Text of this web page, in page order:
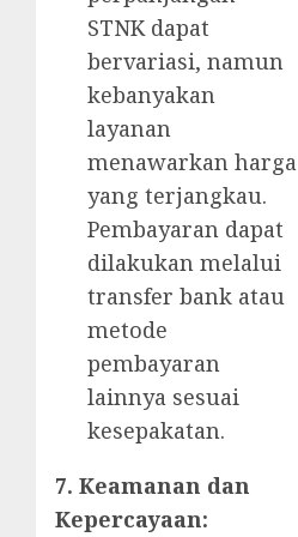
STNK dapat
bervariasi, namun
kebanyakan
layanan
menawarkan harga
yang terjangkau.
Pembayaran dapat
dilakukan melalui
transfer bank atau
metode
pembayaran
lainnya sesuai
kesepakatan.
7. Keamanan dan
Kepercayaan: